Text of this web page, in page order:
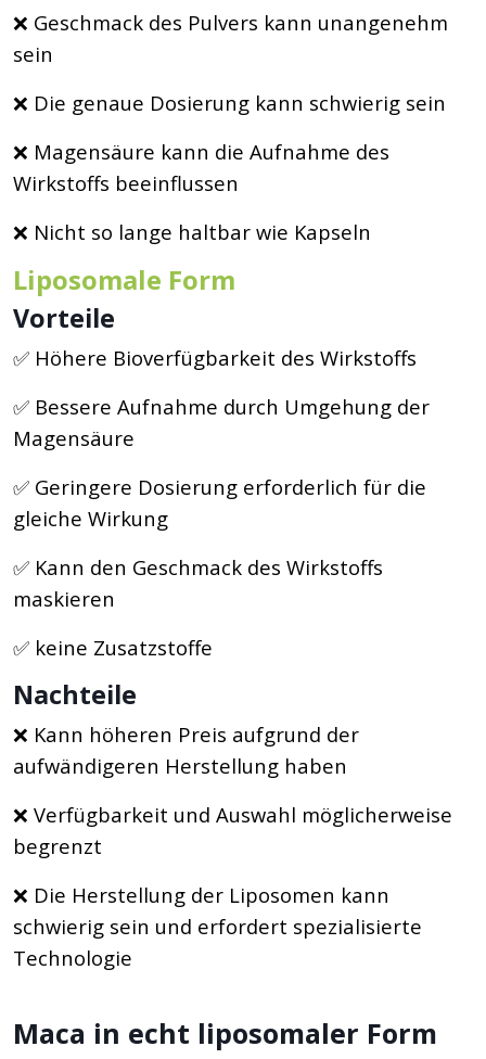
❌ Geschmack des Pulvers kann unangenehm
sein
❌ Die genaue Dosierung kann schwierig sein
❌ Magensäure kann die Aufnahme des
Wirkstoffs beeinflussen
❌ Nicht so lange haltbar wie Kapseln
Liposomale Form
Vorteile
✅ Höhere Bioverfügbarkeit des Wirkstoffs
✅ Bessere Aufnahme durch Umgehung der
Magensäure
✅ Geringere Dosierung erforderlich für die
gleiche Wirkung
✅ Kann den Geschmack des Wirkstoffs
maskieren
✅ keine Zusatzstoffe
Nachteile
❌ Kann höheren Preis aufgrund der
aufwändigeren Herstellung haben
❌ Verfügbarkeit und Auswahl möglicherweise
begrenzt
❌ Die Herstellung der Liposomen kann
schwierig sein und erfordert spezialisierte
Technologie
Maca in echt liposomaler Form